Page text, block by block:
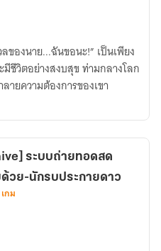
ลของนาย...ฉันขอนะ!” เป็นเพียง
มีชีวิตอย่างสงบสุข ท่ามกลางโลก
ายความต้องการของเขา
ระบบถ่ายทอดสด
วย-นักรบประกายดาว
กม